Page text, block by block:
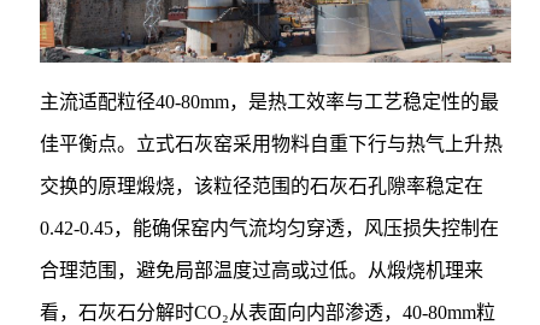
主流适配粒径40-80mm，是热工效率与工艺稳定性的最
佳平衡点。立式石灰窑采用物料自重下行与热气上升热
交换的原理煅烧，该粒径范围的石灰石孔隙率稳定在
0.42-0.45，能确保窑内气流均匀穿透，风压损失控制在
合理范围，避免局部温度过高或过低。从煅烧机理来
看，石灰石分解时CO₂从表面向内部渗透，40-80mm粒